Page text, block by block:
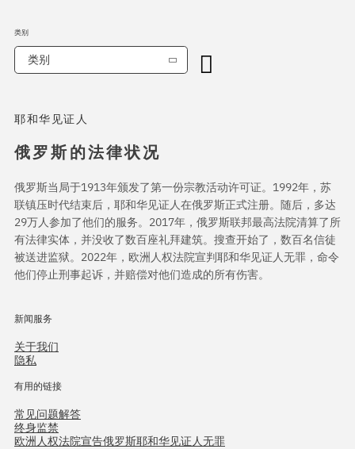
耶和华见证人
俄罗斯的法律状况
俄罗斯当局于1913年颁发了第一份宗教活动许可证。1992年，苏
联镇压时代结束后，耶和华见证人在俄罗斯正式注册。随后，多达
29万人参加了他们的服务。2017年，俄罗斯联邦最高法院清算了所
有法律实体，并没收了数百座礼拜建筑。搜查开始了，数百名信徒
被送进监狱。2022年，欧洲人权法院宣判耶和华见证人无罪，命令
他们停止刑事起诉，并赔偿对他们造成的所有伤害。
新闻服务
关于我们
隐私
有用的链接
常见问题解答
终身监禁
欧洲人权法院宣告俄罗斯耶和华见证人无罪
类别
类别